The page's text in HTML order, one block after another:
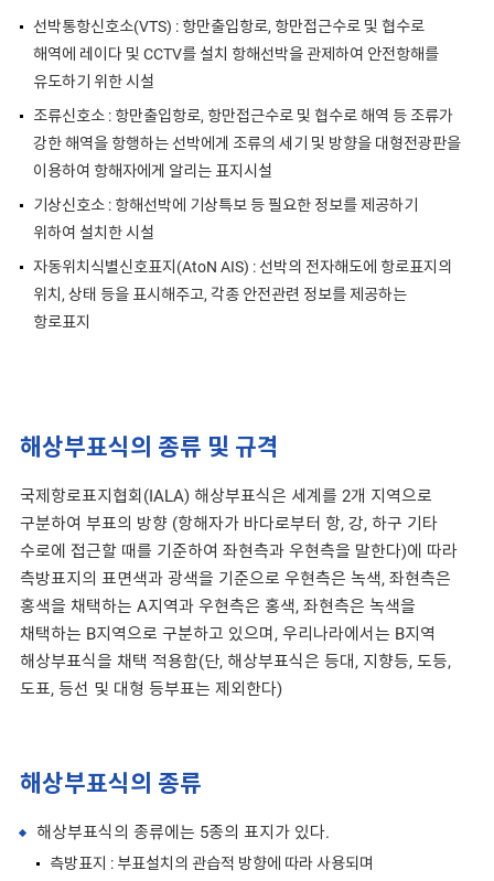
선박통항신호소(VTS) : 항만출입항로, 항만접근수로 및 협수로
해역에 레이다 및 CCTV를 설치 항해선박을 관제하여 안전항해를
유도하기 위한 시설
조류신호소 : 항만출입항로, 항만접근수로 및 협수로 해역 등 조류가
강한 해역을 항행하는 선박에게 조류의 세기 및 방향을 대형전광판을
이용하여 항해자에게 알리는 표지시설
기상신호소 : 항해선박에 기상특보 등 필요한 정보를 제공하기
위하여 설치한 시설
자동위치식별신호표지(AtoN AIS) : 선박의 전자해도에 항로표지의
위치, 상태 등을 표시해주고, 각종 안전관련 정보를 제공하는
항로표지
해상부표식의 종류 및 규격
국제항로표지협회(IALA) 해상부표식은 세계를 2개 지역으로
구분하여 부표의 방향 (항해자가 바다로부터 항, 강, 하구 기타
수로에 접근할 때를 기준하여 좌현측과 우현측을 말한다)에 따라
측방표지의 표면색과 광색을 기준으로 우현측은 녹색, 좌현측은
홍색을 채택하는 A지역과 우현측은 홍색, 좌현측은 녹색을
채택하는 B지역으로 구분하고 있으며, 우리나라에서는 B지역
해상부표식을 채택 적용함(단, 해상부표식은 등대, 지향등, 도등,
도표, 등선 및 대형 등부표는 제외한다)
해상부표식의 종류
해상부표식의 종류에는 5종의 표지가 있다.
측방표지 : 부표설치의 관습적 방향에 따라 사용되며